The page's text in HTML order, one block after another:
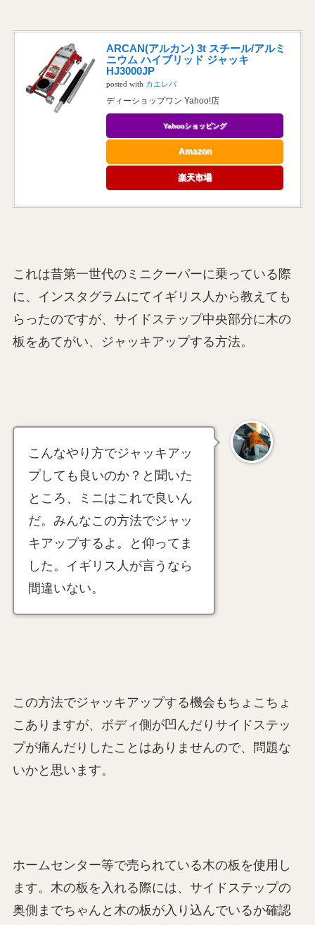
ARCAN(アルカン) 3t スチール/アルミ
ニウム ハイブリッド ジャッキ
HJ3000JP
posted with カエレバ
ディーショップワン Yahoo!店
Yahooショッピング
Amazon
楽天市場
これは昔第一世代のミニクーパーに乗っている際
に、インスタグラムにてイギリス人から教えても
らったのですが、サイドステップ中央部分に木の
板をあてがい、ジャッキアップする方法。
こんなやり方でジャッキアッ
プしても良いのか？と聞いた
ところ、ミニはこれで良いん
だ。みんなこの方法でジャッ
キアップするよ。と仰ってま
した。イギリス人が言うなら
間違いない。
この方法でジャッキアップする機会もちょこちょ
こありますが、ボディ側が凹んだりサイドステッ
プが痛んだりしたことはありませんので、問題な
いかと思います。
ホームセンター等で売られている木の板を使用し
ます。木の板を入れる際には、サイドステップの
奥側までちゃんと木の板が入り込んでいるか確認